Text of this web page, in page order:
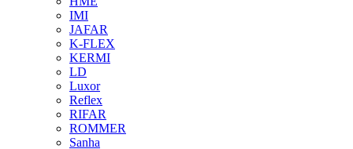
IMI
JAFAR
K-FLEX
KERMI
LD
Luxor
Reflex
RIFAR
ROMMER
Sanha